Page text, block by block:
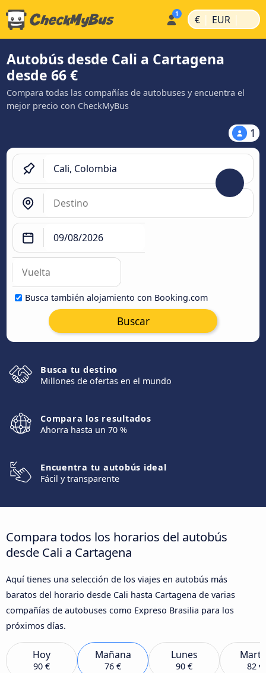
€ | EUR |
Autobús desde Cali a Cartagena
desde 66 €
Compara todas las compañías de autobuses y encuentra el
mejor precio con CheckMyBus
1
Busca también alojamiento con Booking.com
Buscar
Busca tu destino
Millones de ofertas en el mundo
Compara los resultados
Ahorra hasta un 70 %
Encuentra tu autobús ideal
Fácil y transparente
Compara todos los horarios del autobús
desde Cali a Cartagena
Aquí tienes una selección de los viajes en autobús más
baratos del horario desde Cali hasta Cartagena de varias
compañías de autobuses como Expreso Brasilia para los
próximos días.
Hoy
90 €
Mañana
76 €
Lunes
90 € 82 €